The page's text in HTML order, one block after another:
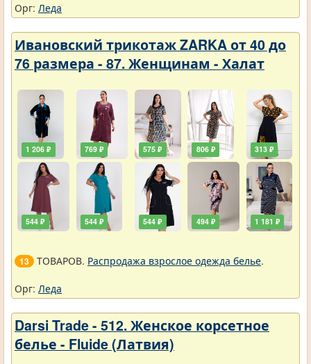
Орг: Леда
Ивановский трикотаж ZARKA от 40 до
76 размера - 87. Женщинам - Халат
1 206 ₽
544 ₽
769 ₽
544 ₽
575 ₽
544 ₽
806 ₽
494 ₽
313 ₽
1 181 ₽
13 ТОВАРОВ. Распродажа взрослое одежда белье.
Орг: Леда
Darsi Trade - 512. Женское корсетное
белье - Fluide (Латвия)